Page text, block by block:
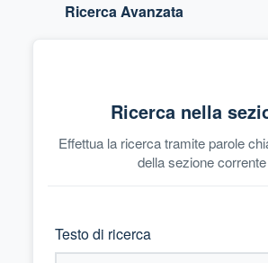
Ricerca Avanzata
Ricerca nella
Effettua la ricerca tramite parole
della sezione corrente
Testo di ricerca